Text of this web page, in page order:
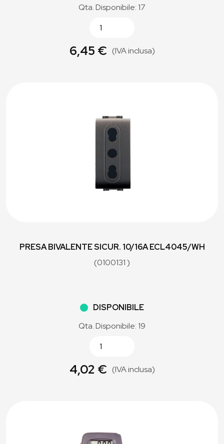
Qta. Disponibile: 17
6,45 € (IVA inclusa)
PRESA BIVALENTE SICUR. 10/16A ECL4045/WH
(0100131 )
DISPONIBILE
Qta. Disponibile: 19
4,02 € (IVA inclusa)